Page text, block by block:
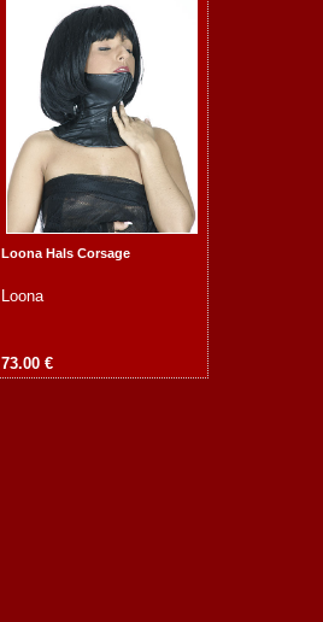
Loona Hals Corsage
Loona
73.00 €